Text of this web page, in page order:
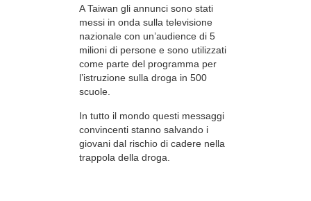
A Taiwan gli annunci sono stati
messi in onda sulla televisione
nazionale con un’audience di 5
milioni di persone e sono utilizzati
come parte del programma per
l’istruzione sulla droga in 500
scuole.
In tutto il mondo questi messaggi
convincenti stanno salvando i
giovani dal rischio di cadere nella
trappola della droga.